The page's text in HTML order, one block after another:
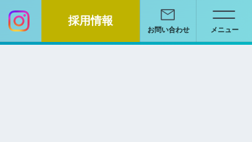
採用情報
お問い合わせ メニュー